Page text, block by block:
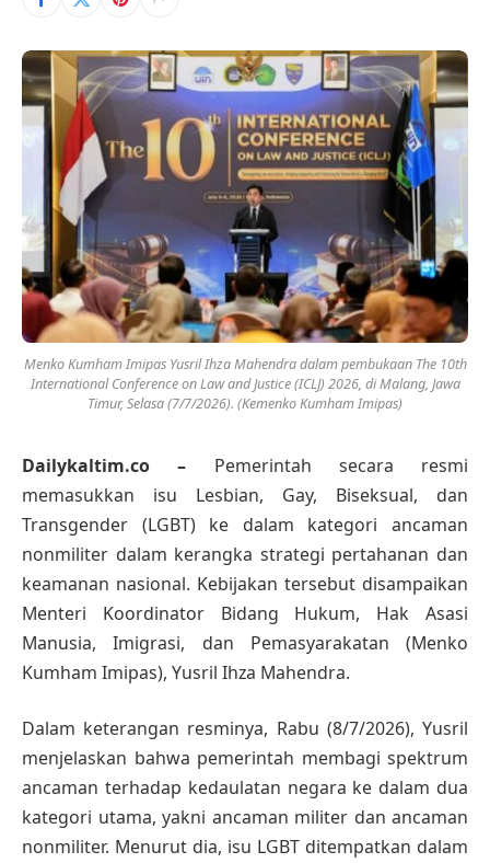
Menko Kumham Imipas Yusril Ihza Mahendra dalam pembukaan The 10th
International Conference on Law and Justice (ICLJ) 2026, di Malang, Jawa
Timur, Selasa (7/7/2026). (Kemenko Kumham Imipas)
Dailykaltim.co – Pemerintah secara resmi
memasukkan isu Lesbian, Gay, Biseksual, dan
Transgender (LGBT) ke dalam kategori ancaman
nonmiliter dalam kerangka strategi pertahanan dan
keamanan nasional. Kebijakan tersebut disampaikan
Menteri Koordinator Bidang Hukum, Hak Asasi
Manusia, Imigrasi, dan Pemasyarakatan (Menko
Kumham Imipas), Yusril Ihza Mahendra.
Dalam keterangan resminya, Rabu (8/7/2026), Yusril
menjelaskan bahwa pemerintah membagi spektrum
ancaman terhadap kedaulatan negara ke dalam dua
kategori utama, yakni ancaman militer dan ancaman
nonmiliter. Menurut dia, isu LGBT ditempatkan dalam